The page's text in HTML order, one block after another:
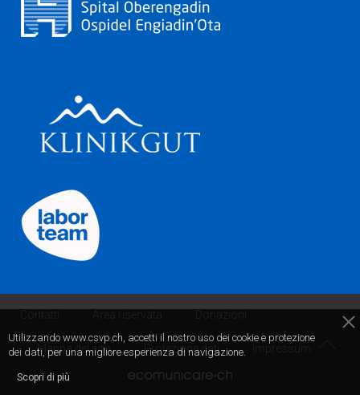
Contatti Area riservata Donazioni
Mappa del sito Protezione dati Impressum
Utilizzando www.csvp.ch, accetti il nostro uso dei cookie e protezione
dei dati, per una migliore esperienza di navigazione.
Scopri di più